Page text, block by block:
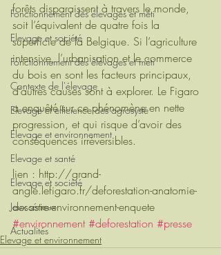
Fonctionnement des élevages et méti
Elevage et société
Fonctionnement des élevages et méti
Contexte de l'élevage
Elevage et efficience des agrosystè
Elevage et environnement
Elevage et santé
Elevage et société
Jeux sérieux
Actualités
forêts disparaissent à travers le monde,
soit l’équivalent de quatre fois la
superficie de la Belgique. Si l’agriculture
intensive, l’urbanisation et le commerce
du bois en sont les facteurs principaux,
d’autres causes sont à explorer. Le Figaro
a enquêté sur ce phénomène en nette
progression, et qui risque d’avoir des
conséquences irréversibles.
lien : http://grand-
angle.lefigaro.fr/deforestation-anatomie-
desastre-environnement-enquete
#environnement #deforestation #presse
Elevage et environnement